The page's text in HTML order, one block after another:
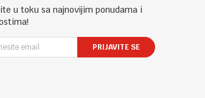
u toku sa najnovijim ponudama i
PRIJAVITE SE